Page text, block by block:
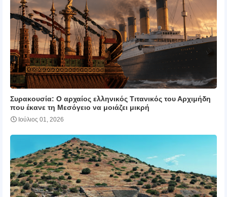
Συρακουσία: Ο αρχαίος ελληνικός Τιτανικός του Αρχιμήδη
που έκανε τη Μεσόγειο να μοιάζει μικρή
Ιούλιος 01, 2026